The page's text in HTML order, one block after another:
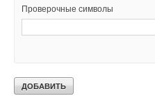
Проверочные символы